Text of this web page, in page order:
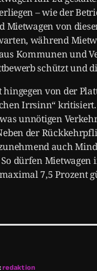
– wie der
Mietwagen von
während
Kommunen und
schützt und
von der
Irrsinn“
unnötigen
der
auch
dürfen Mietwagen
7,5 Prozent
redaktion